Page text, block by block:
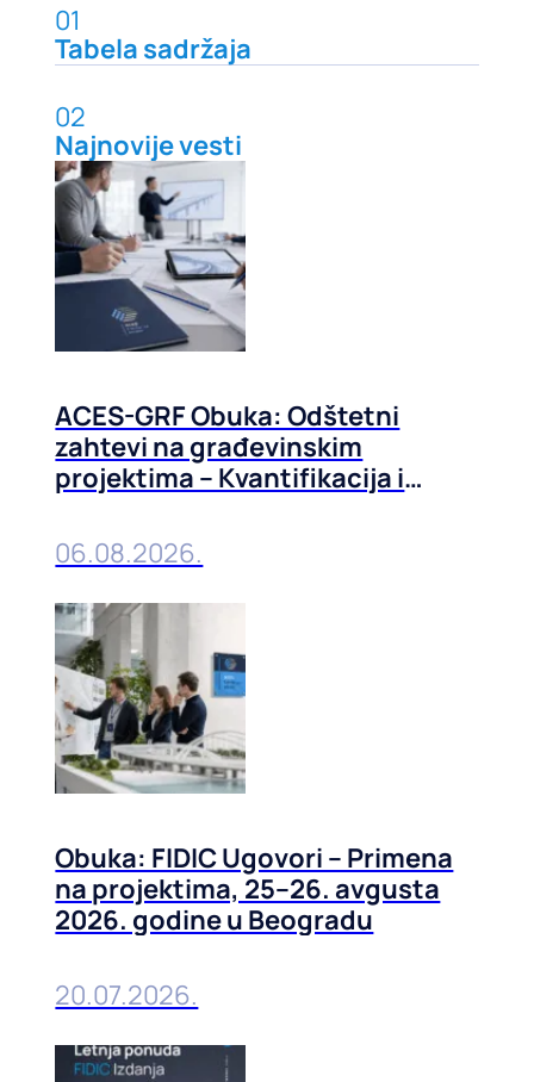
01
Tabela sadržaja
02
Najnovije vesti
ACES-GRF Obuka: Odštetni
zahtevi na građevinskim
projektima – Kvantifikacija i
2026. u Beogradu
06.08.2026.
Obuka: FIDIC Ugovori – Primena
na projektima, 25–26. avgusta
2026. godine u Beogradu
20.07.2026.